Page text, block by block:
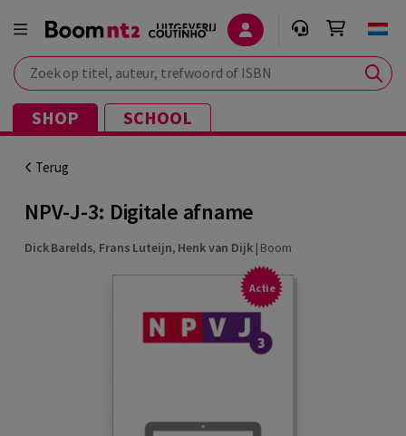
Zoek op titel, auteur, trefwoord of ISBN
SHOP SCHOOL
Terug
NPV-J-3: Digitale afname
Dick Barelds, Frans Luteijn, Henk van Dijk| Boom
Actie